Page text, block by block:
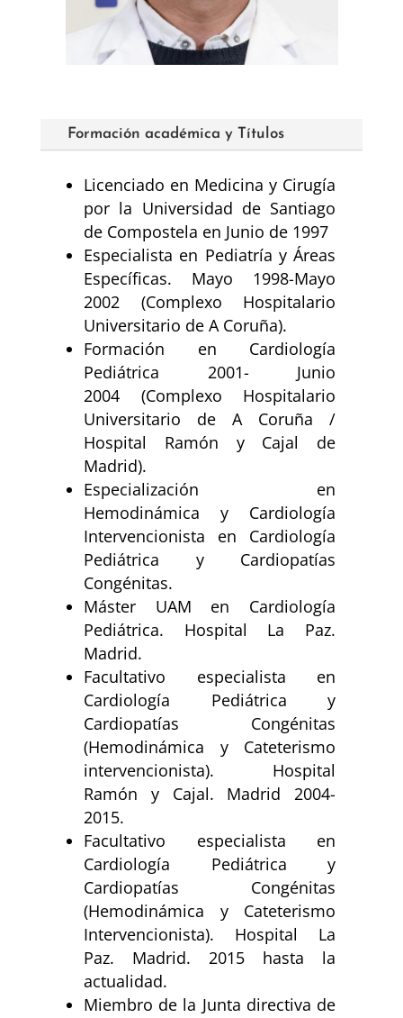
Formación académica y Títulos
Licenciado en Medicina y Cirugía
por la Universidad de Santiago
de Compostela en Junio de 1997
Especialista en Pediatría y Áreas
Específicas. Mayo 1998-Mayo
2002 (Complexo Hospitalario
Universitario de A Coruña).
Formación en Cardiología
Pediátrica 2001- Junio
2004 (Complexo Hospitalario
Universitario de A Coruña /
Hospital Ramón y Cajal de
Madrid).
Especialización en
Hemodinámica y Cardiología
Intervencionista en Cardiología
Pediátrica y Cardiopatías
Congénitas.
Máster UAM en Cardiología
Pediátrica. Hospital La Paz.
Madrid.
Facultativo especialista en
Cardiología Pediátrica y
Cardiopatías Congénitas
(Hemodinámica y Cateterismo
intervencionista). Hospital
Ramón y Cajal. Madrid 2004-
2015.
Facultativo especialista en
Cardiología Pediátrica y
Cardiopatías Congénitas
(Hemodinámica y Cateterismo
Intervencionista). Hospital La
Paz. Madrid. 2015 hasta la
actualidad.
Miembro de la Junta directiva de